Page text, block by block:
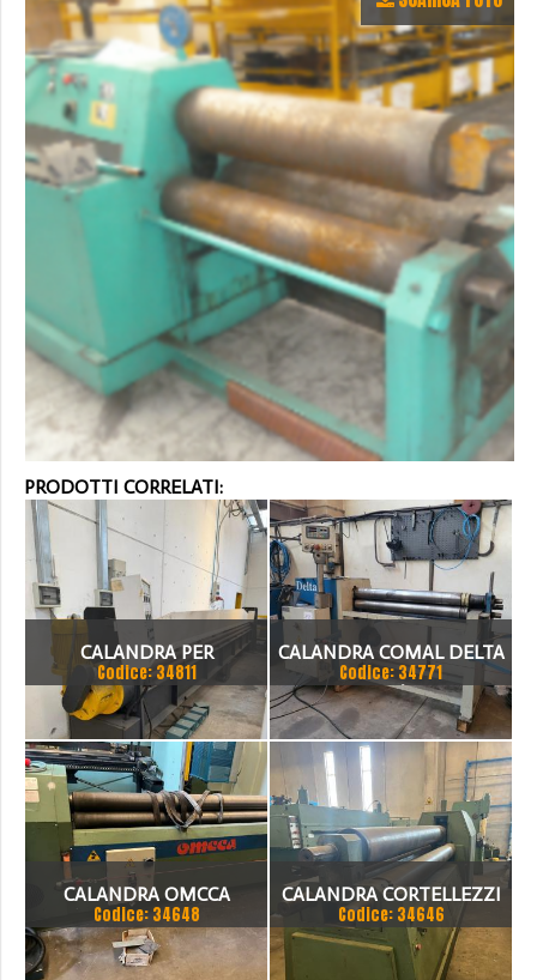
PRODOTTI CORRELATI:
CALANDRA PER
LATTONERIA
Codice: 34811
CALANDRA COMAL DELTA
105/11
Codice: 34771
CALANDRA OMCCA
Codice: 34648
CALANDRA CORTELLEZZI
TRE RULLI
Codice: 34646